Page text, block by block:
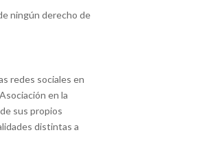
ningún derecho de
redes sociales en
en la
sus propios
distintas a